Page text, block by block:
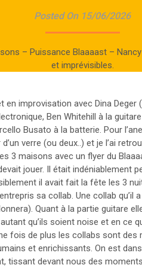
Posted On 15/06/2026
– Puissance Blaaaast –
et imprévisibles.
en improvisation avec Dina Deger
Ben Whitehill à la
Busato à la batterie. Pour
verre (ou deux..) et je l’ai
3 maisons avec un flyer du
jouer. Il était indéniablement
il avait fait la fête les 3
sa collab. Une collab
Quant à la partie guitare
qu’ils soient noise et en ce
fois de plus les collabs sont
et enrichissants. On est
tissant devant nous des